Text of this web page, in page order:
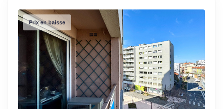
Prix en baisse